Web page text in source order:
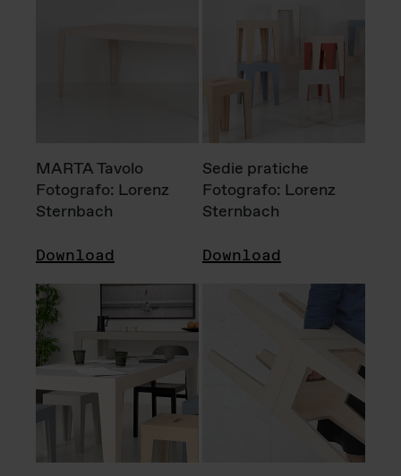
MARTA Tavolo
Fotografo: Lorenz
Sternbach
Download
Sedie pratiche
Fotografo: Lorenz
Sternbach
Download